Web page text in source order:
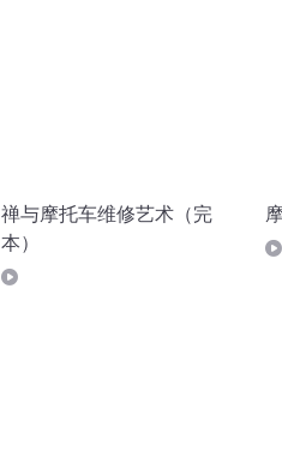
禅与摩托车维修艺术（完
本）